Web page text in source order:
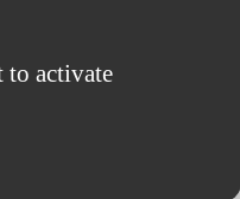
to activate